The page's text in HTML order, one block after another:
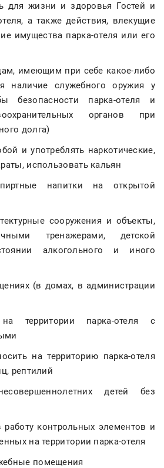
для жизни и здоровья Гостей и
а также действия, влекущие
имущества парка-отеля или его
имеющим при себе какое-либо
наличие служебного оружия у
безопасности парка-отеля и
органов при
долга)
и употреблять наркотические,
использовать кальян
напитки на открытой
сооружения и объекты,
тренажерами, детской
алкогольного и иного
(в домах, в администрации
территории парка-отеля с
на территорию парка-отеля
рептилий
детей без
контрольных элементов и
на территории парка-отеля
помещения